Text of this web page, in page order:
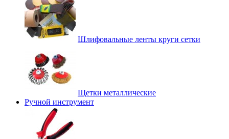
Шлифовальные ленты круги сетки
Щетки металлические
Ручной инструмент